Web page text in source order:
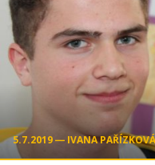
5.7.2019 ― IVANA PAŘÍZKOVÁ